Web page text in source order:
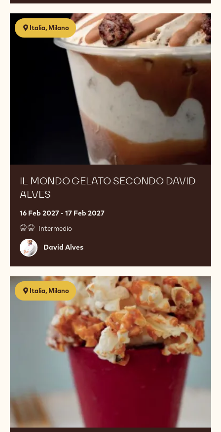
Italia, Milano
IL MONDO GELATO SECONDO DAVID
ALVES
16 Feb 2027 - 17 Feb 2027
Intermedio
David
Alves
David Alves
mondo
Italia, Milano
MONOPORZIONI-
creatività